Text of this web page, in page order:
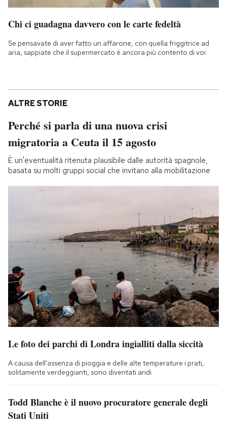
Chi ci guadagna davvero con le carte fedeltà
Se pensavate di aver fatto un affarone, con quella friggitrice ad
aria, sappiate che il supermercato è ancora più contento di voi
ALTRE STORIE
Perché si parla di una nuova crisi
migratoria a Ceuta il 15 agosto
È un'eventualità ritenuta plausibile dalle autorità spagnole,
basata su molti gruppi social che invitano alla mobilitazione
Le foto dei parchi di Londra ingialliti dalla siccità
A causa dell'assenza di pioggia e delle alte temperature i prati,
solitamente verdeggianti, sono diventati aridi
Todd Blanche è il nuovo procuratore generale degli
Stati Uniti